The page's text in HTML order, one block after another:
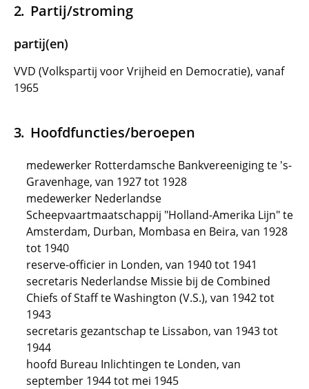
Partij/stroming
partij(en)
VVD (Volkspartij voor Vrijheid en Democratie), vanaf
1965
Hoofdfuncties/beroepen
medewerker Rotterdamsche Bankvereeniging te 's-
Gravenhage, van 1927 tot 1928
medewerker Nederlandse
Scheepvaartmaatschappij "Holland-Amerika Lijn" te
Amsterdam, Durban, Mombasa en Beira, van 1928
tot 1940
reserve-officier in Londen, van 1940 tot 1941
secretaris Nederlandse Missie bij de Combined
Chiefs of Staff te Washington (V.S.), van 1942 tot
1943
secretaris gezantschap te Lissabon, van 1943 tot
1944
hoofd Bureau Inlichtingen te Londen, van
september 1944 tot mei 1945